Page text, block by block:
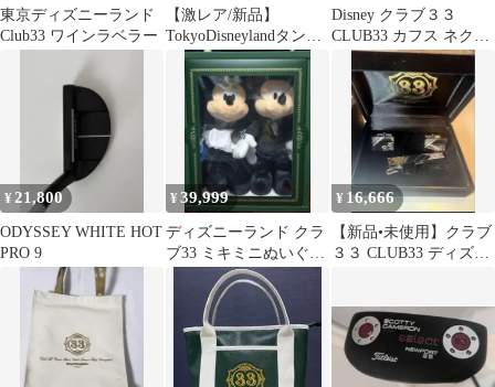
東京ディズニーランド
Club33 ワインラベラー
【激レア/新品】
TokyoDisneylandタンブ
ラー木箱入り クラブ33
Disney クラブ３３
CLUB33 カフス ネクタ
イピン セット
¥ 21,800
ODYSSEY WHITE HOT
PRO 9
¥39,999
ディズニーランド クラ
ブ33 ミキミニぬいぐる
み club33
¥ 16,666
【新品•未使用】クラブ
３３ CLUB33 ディズニ